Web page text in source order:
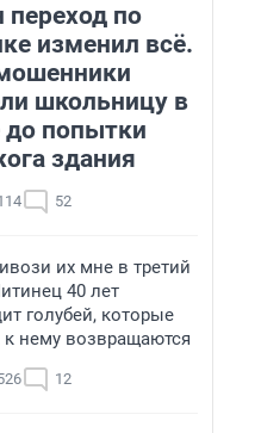
переход по
изменил всё.
школьницу в
до попытки
здания
52
их мне в третий
40 лет
голубей, которые
к нему возвращаются
12